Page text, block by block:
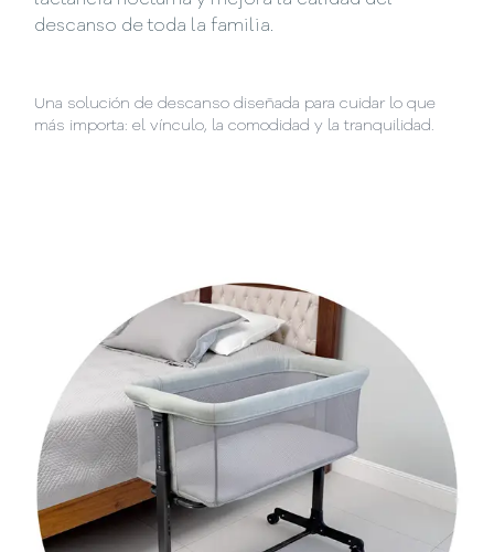
descanso de toda la familia.
Una solución de descanso diseñada para cuidar lo que
más importa: el vínculo, la comodidad y la tranquilidad.